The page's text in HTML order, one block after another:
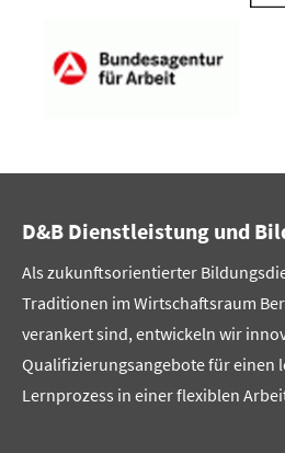
D&B Dienstleistung und
Als zukunftsorientierter
Traditionen im Wirtschaftsraum
verankert sind, entwickeln wir
Qualifizierungsangebote für einen
Lernprozess in einer flexiblen